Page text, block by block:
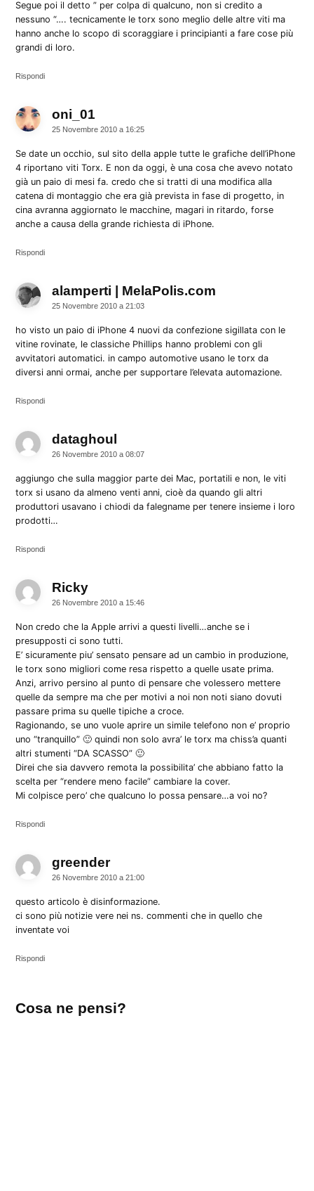
Segue poi il detto ” per colpa di qualcuno, non si credito a
nessuno “…. tecnicamente le torx sono meglio delle altre viti ma
hanno anche lo scopo di scoraggiare i principianti a fare cose più
grandi di loro.
Rispondi
oni_01
25 Novembre 2010 a 16:25
Se date un occhio, sul sito della apple tutte le grafiche dell’iPhone
4 riportano viti Torx. E non da oggi, è una cosa che avevo notato
già un paio di mesi fa. credo che si tratti di una modifica alla
catena di montaggio che era già prevista in fase di progetto, in
cina avranna aggiornato le macchine, magari in ritardo, forse
anche a causa della grande richiesta di iPhone.
Rispondi
alamperti | MelaPolis.com
25 Novembre 2010 a 21:03
ho visto un paio di iPhone 4 nuovi da confezione sigillata con le
vitine rovinate, le classiche Phillips hanno problemi con gli
avvitatori automatici. in campo automotive usano le torx da
diversi anni ormai, anche per supportare l’elevata automazione.
Rispondi
dataghoul
26 Novembre 2010 a 08:07
aggiungo che sulla maggior parte dei Mac, portatili e non, le viti
torx si usano da almeno venti anni, cioè da quando gli altri
produttori usavano i chiodi da falegname per tenere insieme i loro
prodotti…
Rispondi
Rickydice:
26 Novembre 2010 a 15:46
Non credo che la Apple arrivi a questi livelli…anche se i
presupposti ci sono tutti.
E’ sicuramente piu’ sensato pensare ad un cambio in produzione,
le torx sono migliori come resa rispetto a quelle usate prima.
Anzi, arrivo persino al punto di pensare che volessero mettere
quelle da sempre ma che per motivi a noi non noti siano dovuti
passare prima su quelle tipiche a croce.
Ragionando, se uno vuole aprire un simile telefono non e’ proprio
uno “tranquillo” 🙂 quindi non solo avra’ le torx ma chiss’a quanti
altri stumenti “DA SCASSO” 🙂
Direi che sia davvero remota la possibilita’ che abbiano fatto la
scelta per “rendere meno facile” cambiare la cover.
Mi colpisce pero’ che qualcuno lo possa pensare…a voi no?
Rispondi
greenderdice:
26 Novembre 2010 a 21:00
questo articolo è disinformazione.
ci sono più notizie vere nei ns. commenti che in quello che
inventate voi
Rispondi
un
Cosa ne pensi?